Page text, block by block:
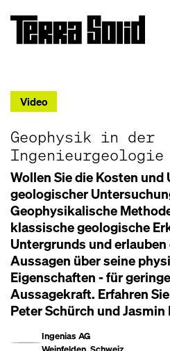
Video
Geophysik in der
Ingenieurgeologie
Wollen Sie die Kosten
geologischer
Geophysikalische
klassische geologische
Untergrunds und
Aussagen über seine
Eigenschaften - für
Aussagekraft. Erfahren
Peter Schürch und Jasmin
Ingenias AG